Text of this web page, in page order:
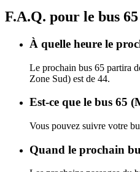
F.A.Q. pour le bus
À quelle heure le
Le prochain bus 65 partira
Zone Sud) est de 44.
Est-ce que le bus 65
Vous pouvez suivre votre
Quand le prochain